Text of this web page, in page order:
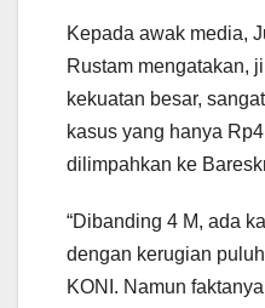
Kepada awak media,
Rustam mengatakan,
kekuatan besar,
kasus yang hanya
dilimpahkan ke
“Dibanding 4 M, ada
dengan kerugian
KONI. Namun